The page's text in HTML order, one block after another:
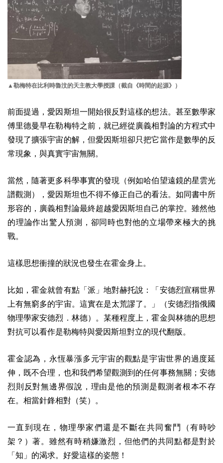
▲勒梅特在比利時魯汶的天主教大學授課（截自《時間的起源》）
前面提過，愛因斯坦一開始很反對這樣的想法。甚至數學家
傅里德曼早在勒梅特之前，就已經從廣義相對論的方程式中
發現了擴張宇宙的解，但愛因斯坦卻只把它當作是數學的反
常現象，與真實宇宙無關。
當然，隨著更多科學事實的發現（例如哈伯望遠鏡的星雲光
譜觀測），愛因斯坦也不得不修正自己的看法。如同書中所
形容的，廣義相對論最終超越愛因斯坦自己的掌控。雖然他
的理論作出驚人預測，卻同時也對他的立場帶來極大的挑
戰。
這樣思想衝撞的狀況也發生在霍金身上。
比如，霍金就曾有點「派」地對赫托說：「安德烈宣稱世界
上有無窮多的宇宙。這實在是太荒謬了。」（安德烈指俄國
物理學家安德烈．林德）。某種程度上，霍金與林德的思想
對抗可以看作是勒梅特與愛因斯坦對立的現代翻版。
霍金認為，永恆暴漲多元宇宙的觀點是宇宙世界的過度延
伸，既不合理，也和我們希望觀測到的任何事務無關；安德
烈則反對無邊界假說，理由是他的預測是觀測者根本不存
在。相當針鋒相對（笑）。
一直到現在，物理學家們還是不斷在共同奮鬥（有時吵
架？）著。雖然有時稍嫌激烈，但他們的共同點都是對於
「知」的渴求。好愛這樣的姿態！